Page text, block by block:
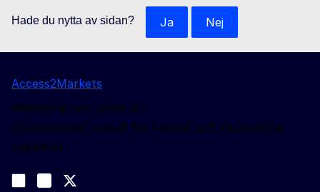
Hade du nytta av sidan? Ja Nej
Access2Markets
Webbplatsen sköts av
Generaldirektoratet för handel och ekonomisk
säkerhet
Join us on LinkedIn
Trade-Off podcast